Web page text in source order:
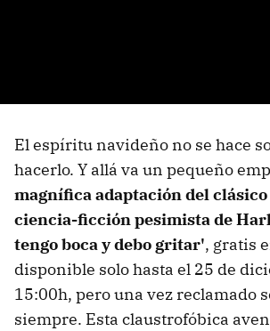
El espíritu navideño no se hace
hacerlo. Y allá va un pequeño
magnífica adaptación del
ciencia-ficción pesimista de
tengo boca y debo gritar', gratis
disponible solo hasta el 25 de
15:00h, pero una vez reclamado
siempre. Esta claustrofóbica